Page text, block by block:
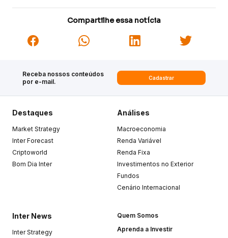
Compartilhe essa notícia
Receba nossos conteúdos
por e-mail.
Cadastrar
Destaques
Market Strategy
Inter Forecast
Criptoworld
Bom Dia Inter
Análises
Macroeconomia
Renda Variável
Renda Fixa
Investimentos no Exterior
Fundos
Cenário Internacional
Inter News
Inter Strategy
Quem Somos
Aprenda a Investir